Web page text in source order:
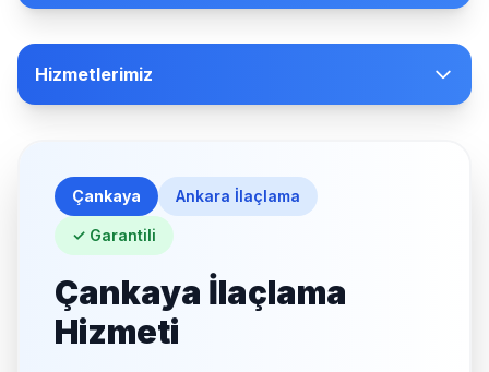
Çankaya Hamam Böceği İlaçlama
Çankaya Pire İlaçlama
Çankaya Kene İlaçlama
Çankaya Tahta Kurusu İlaçlama
Hizmetlerimiz
Çankaya Ankara İlaçlama
✓ Garantili
Çankaya İlaçlama
Hizmeti